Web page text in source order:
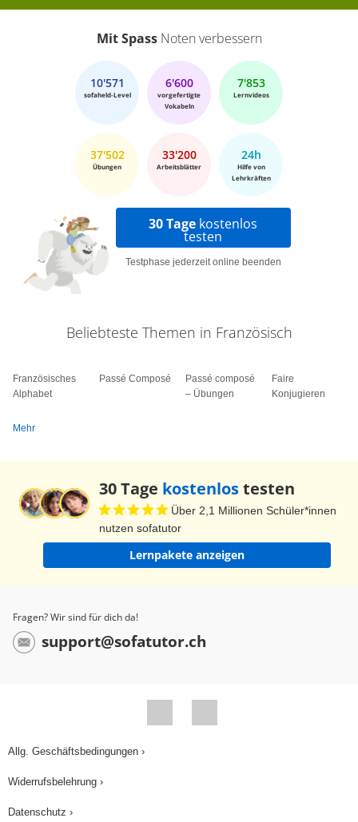
Mit SpassNoten verbessern
10'571
sofaheld-Level
6'600
vorgefertigte
Vokabeln
7'853
Lernvideos
37'502
Übungen
33'200
Arbeitsblätter
24h
Hilfe von
Lehrkräften
30 Tage kostenlos
testen
Testphase jederzeit online beenden
Beliebteste Themen in Französisch
Französisches
Alphabet
Passé Composé
Passé composé
– Übungen
Faire
Konjugieren
Mehr
30 Tage kostenlostesten
Über 2,1 Millionen Schüler*innen
nutzen sofatutor
Lernpakete anzeigen
Fragen? Wir sind für dich da!
support@sofatutor.ch
Allg. Geschäftsbedingungen ›
Widerrufsbelehrung ›
Datenschutz ›